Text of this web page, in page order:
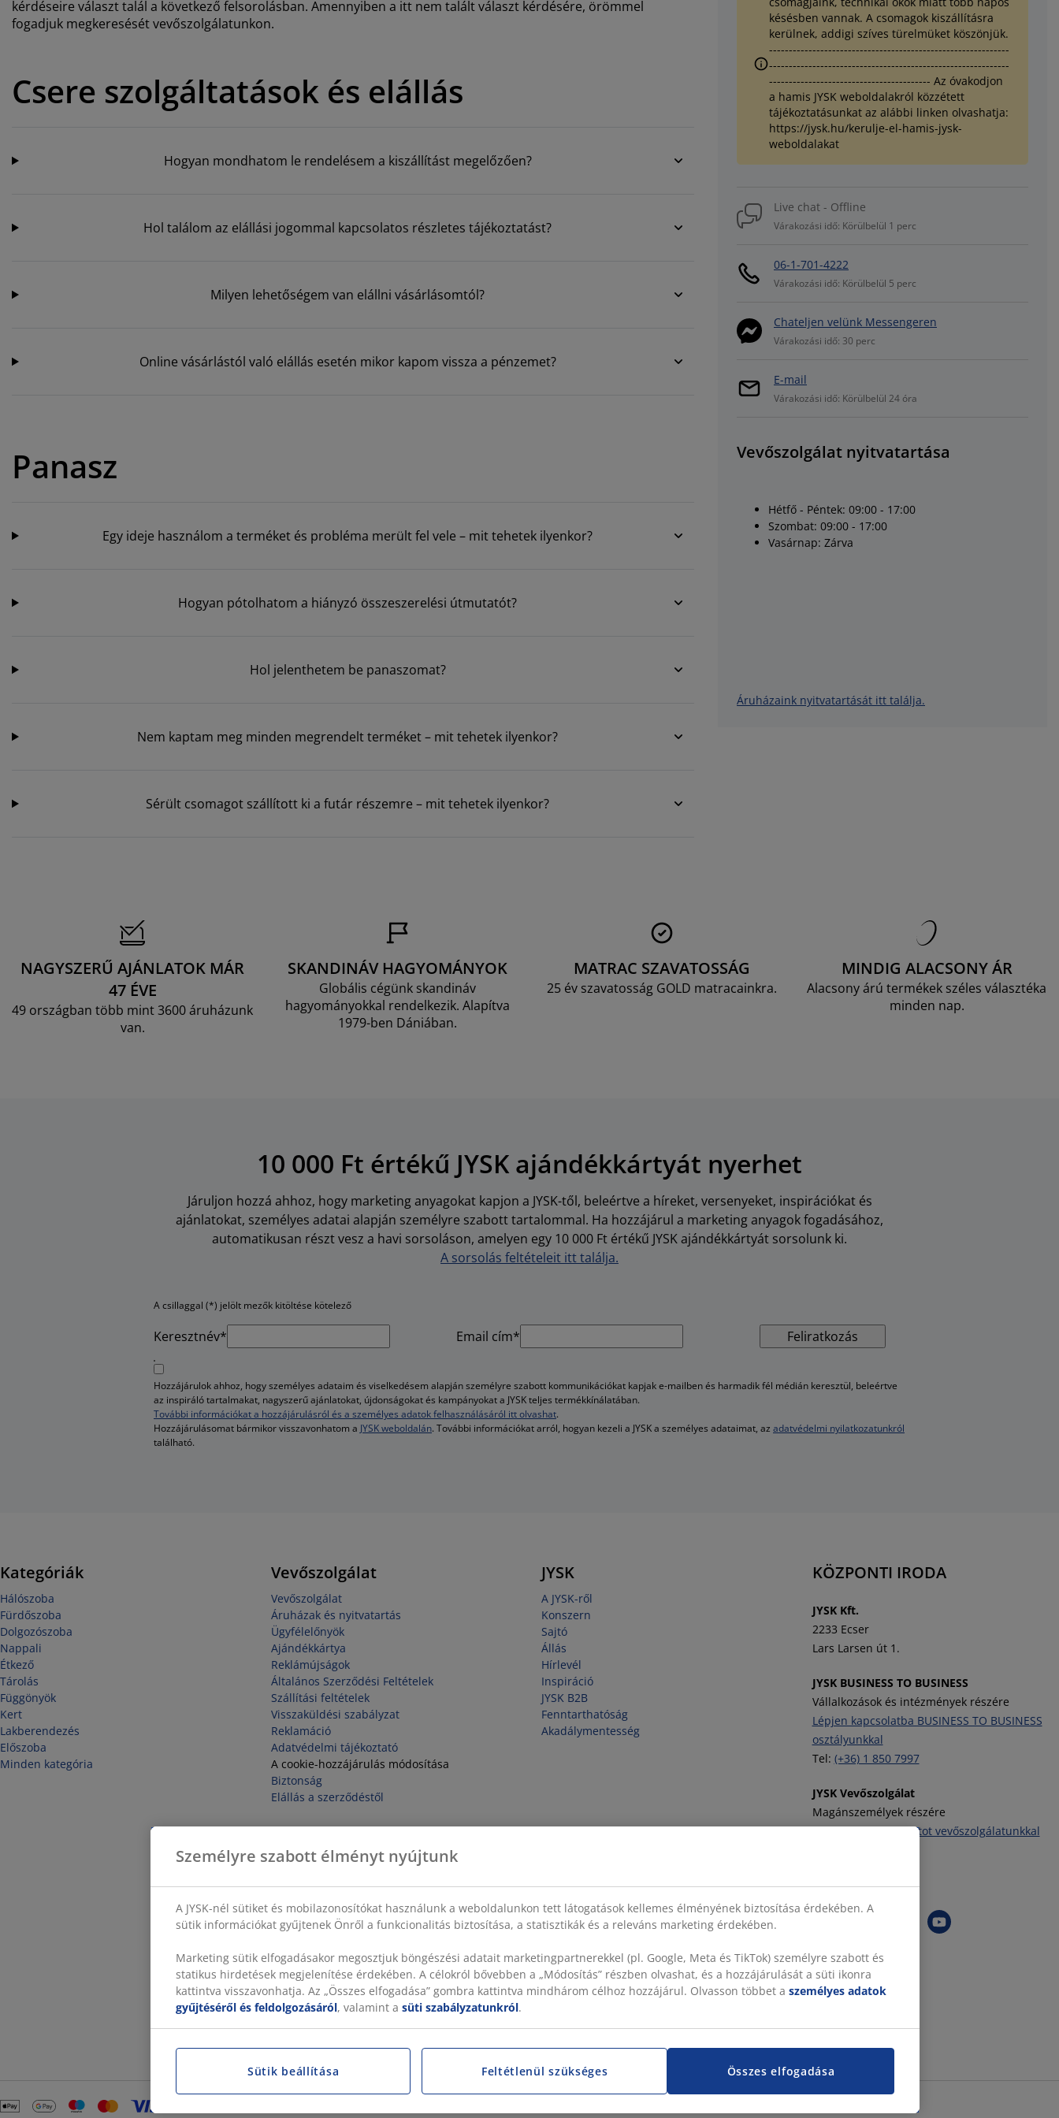
bútorok
és kiegészítők
világítás
kérdéseire választ talál a következő felsorolásban. Amennyiben a itt nem talált választ kérdésére, örömmel
fogadjuk megkeresését vevőszolgálatunkon.
Csere szolgáltatások és elállás
Hogyan mondhatom le rendelésem a kiszállítást megelőzően?
Hol találom az elállási jogommal kapcsolatos részletes tájékoztatást?
Milyen lehetőségem van elállni vásárlásomtól?
Online vásárlástól való elállás esetén mikor kapom vissza a pénzemet?
Panasz
Egy ideje használom a terméket és probléma merült fel vele – mit tehetek ilyenkor?
Hogyan pótolhatom a hiányzó összeszerelési útmutatót?
Hol jelenthetem be panaszomat?
Nem kaptam meg minden megrendelt terméket – mit tehetek ilyenkor?
Sérült csomagot szállított ki a futár részemre – mit tehetek ilyenkor?
késésben vannak. A csomagok kiszállításra
kerülnek, addigi szíves türelmüket köszönjük.
-------------------------------------------------------------
-------------------------------------------------------------
----------------------------------------- Az óvakodjon
a hamis JYSK weboldalakról közzétett
tájékoztatásunkat az alábbi linken olvashatja:
https://jysk.hu/kerulje-el-hamis-jysk-
weboldalakat
Live chat - Offline
Várakozási idő: Körülbelül 1 perc
06-1-701-4222
Várakozási idő: Körülbelül 5 perc
Chateljen velünk Messengeren
Várakozási idő: 30 perc
E-mail
Várakozási idő: Körülbelül 24 óra
Vevőszolgálat nyitvatartása
Hétfő - Péntek: 09:00 - 17:00
Szombat: 09:00 - 17:00
Vasárnap: Zárva
Áruházaink nyitvatartását itt találja.
NAGYSZERŰ AJÁNLATOK MÁR
47 ÉVE
49 országban több mint 3600 áruházunk
van.
SKANDINÁV HAGYOMÁNYOK
Globális cégünk skandináv
hagyományokkal rendelkezik. Alapítva
1979-ben Dániában.
MATRAC SZAVATOSSÁG
25 év szavatosság GOLD matracainkra.
MINDIG ALACSONY ÁR
Alacsony árú termékek széles választéka
minden nap.
10 000 Ft értékű JYSK ajándékkártyát nyerhet
Járuljon hozzá ahhoz, hogy marketing anyagokat kapjon a JYSK-től, beleértve a híreket, versenyeket, inspirációkat és
ajánlatokat, személyes adatai alapján személyre szabott tartalommal. Ha hozzájárul a marketing anyagok fogadásához,
automatikusan részt vesz a havi sorsoláson, amelyen egy 10 000 Ft értékű JYSK ajándékkártyát sorsolunk ki.
A sorsolás feltételeit itt találja.
A csillaggal (*) jelölt mezők kitöltése kötelező
Keresztnév* Email cím* Feliratkozás
Hozzájárulok ahhoz, hogy személyes adataim és viselkedésem alapján személyre szabott kommunikációkat kapjak e-mailben és harmadik fél médián keresztül, beleértve
az inspiráló tartalmakat, nagyszerű ajánlatokat, újdonságokat és kampányokat a JYSK teljes termékkínálatában.
További információkat a hozzájárulásról és a személyes adatok felhasználásáról itt olvashat.
Hozzájárulásomat bármikor visszavonhatom a JYSK weboldalán. További információkat arról, hogyan kezeli a JYSK a személyes adataimat, az adatvédelmi nyilatkozatunkról
található.
Kategóriák
Hálószoba
Fürdőszoba
Dolgozószoba
Nappali
Étkező
Tárolás
Függönyök
Kert
Lakberendezés
Előszoba
Minden kategória
Vevőszolgálat
Vevőszolgálat
Áruházak és nyitvatartás
Ügyfélelőnyök
Ajándékkártya
Reklámújságok
Általános Szerződési Feltételek
Szállítási feltételek
Visszaküldési szabályzat
Reklamáció
Adatvédelmi tájékoztató
A cookie-hozzájárulás módosítása
Biztonság
Elállás a szerződéstől
JYSK
A JYSK-ről
Konszern
Sajtó
Állás
Hírlevél
Inspiráció
JYSK B2B
Fenntarthatóság
Akadálymentesség
KÖZPONTI IRODA
JYSK Kft.
2233 Ecser
Lars Larsen út 1.
JYSK BUSINESS TO BUSINESS
Vállalkozások és intézmények részére
Lépjen kapcsolatba BUSINESS TO BUSINESS
osztályunkkal
Tel: (+36) 1 850 7997
JYSK Vevőszolgálat
Magánszemélyek részére
Vegye fel a kapcsolatot vevőszolgálatunkkal
JYSK követése
Személyre szabott élményt nyújtunk
A JYSK-nél sütiket és mobilazonosítókat használunk a weboldalunkon tett látogatások kellemes élményének biztosítása érdekében. A
sütik információkat gyűjtenek Önről a funkcionalitás biztosítása, a statisztikák és a releváns marketing érdekében.
Marketing sütik elfogadásakor megosztjuk böngészési adatait marketingpartnerekkel (pl. Google, Meta és TikTok) személyre szabott és
statikus hirdetések megjelenítése érdekében. A célokról bővebben a „Módosítás” részben olvashat, és a hozzájárulását a süti ikonra
kattintva visszavonhatja. Az „Összes elfogadása” gombra kattintva mindhárom célhoz hozzájárul. Olvasson többet a személyes adatok
gyűjtéséről és feldolgozásáról, valamint a süti szabályzatunkról.
Összes elfogadása
Sütik beállítása Feltétlenül szükséges